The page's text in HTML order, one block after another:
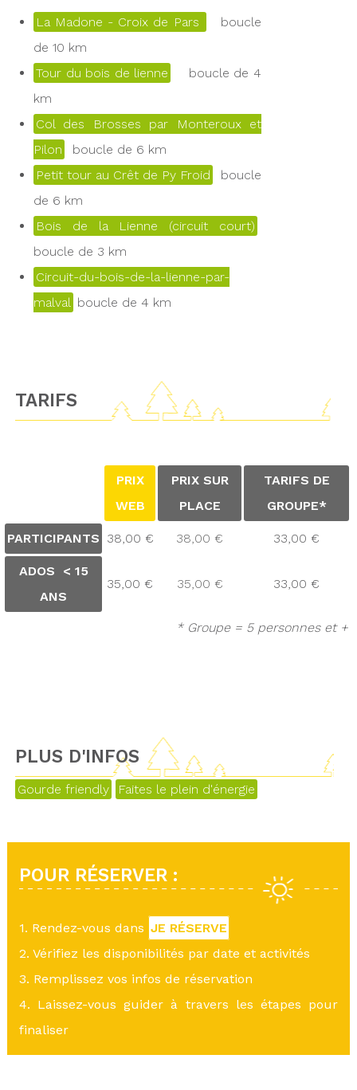
La Madone - Croix de Pars
boucle
de 10 km
Tour du bois de lienne
boucle de 4
km
Col des Brosses par Monteroux et
Pilon
boucle de 6 km
Petit tour au Crêt de Py Froid
boucle
de 6 km
Bois de la Lienne (circuit court)
boucle de 3 km
Circuit-du-bois-de-la-lienne-par-
malval boucle de 4 km
TARIFS
PRIX
WEB
PRIX SUR
PLACE
TARIFS DE
GROUPE*
PARTICIPANTS 38,00 € 38,00 € 33,00 €
ADOS < 15
ANS
35,00 € 35,00 € 33,00 €
* Groupe = 5 personnes et +
PLUS D'INFOS
Gourde friendly Faites le plein d'énergie
POUR RÉSERVER :
1. Rendez-vous dans JE RÉSERVE
2. Vérifiez les disponibilités par date et activités
3. Remplissez vos infos de réservation
4. Laissez-vous guider à travers les étapes pour
finaliser